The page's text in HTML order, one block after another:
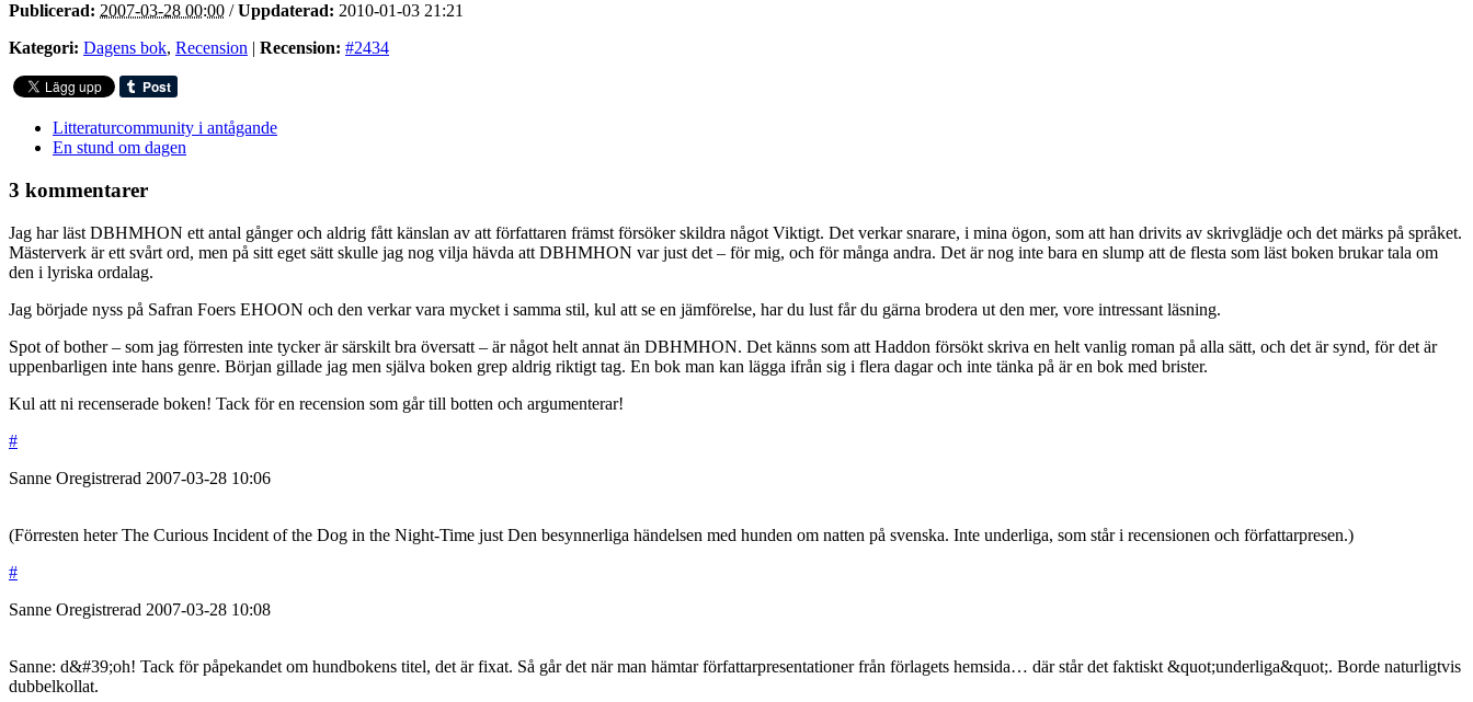
Publicerad: 2007-03-28 00:00 /Uppdaterad: 2010-01-03 21:21
Kategori: Dagens bok, Recension | Recension: #2434
Litteraturcommunity i antågande
En stund om dagen
3 kommentarer
Jag har läst DBHMHON ett antal gånger och aldrig fått känslan av att författaren främst försöker skildra något Viktigt. Det verkar snarare, i mina ögon, som att han drivits av skrivglädje och det märks på språket.
Mästerverk är ett svårt ord, men på sitt eget sätt skulle jag nog vilja hävda att DBHMHON var just det – för mig, och för många andra. Det är nog inte bara en slump att de flesta som läst boken brukar tala om
den i lyriska ordalag.
Jag började nyss på Safran Foers EHOON och den verkar vara mycket i samma stil, kul att se en jämförelse, har du lust får du gärna brodera ut den mer, vore intressant läsning.
Spot of bother – som jag förresten inte tycker är särskilt bra översatt – är något helt annat än DBHMHON. Det känns som att Haddon försökt skriva en helt vanlig roman på alla sätt, och det är synd, för det är
uppenbarligen inte hans genre. Början gillade jag men själva boken grep aldrig riktigt tag. En bok man kan lägga ifrån sig i flera dagar och inte tänka på är en bok med brister.
Kul att ni recenserade boken! Tack för en recension som går till botten och argumenterar!
#
Sanne Oregistrerad 2007-03-28 10:06
(Förresten heter The Curious Incident of the Dog in the Night-Time just Den besynnerliga händelsen med hunden om natten på svenska. Inte underliga, som står i recensionen och författarpresen.)
#
Sanne Oregistrerad 2007-03-28 10:08
Sanne: d&#39;oh! Tack för påpekandet om hundbokens titel, det är fixat. Så går det när man hämtar författarpresentationer från förlagets hemsida… där står det faktiskt &quot;underliga&quot;. Borde naturligtvis
dubbelkollat.